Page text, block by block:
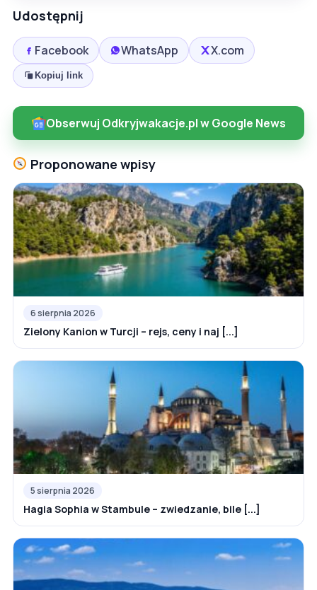
Udostępnij
Facebook WhatsApp X.com
Kopiuj link
Obserwuj Odkryjwakacje.pl w Google News
Proponowane wpisy
6 sierpnia 2026
Zielony Kanion w Turcji – rejs, ceny i naj [...]
5 sierpnia 2026
Hagia Sophia w Stambule – zwiedzanie, bile [...]